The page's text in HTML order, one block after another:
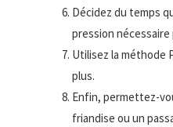
Décidez du temps
pression
Utilisez la méthode
plus.
Enfin, permettez-
friandise ou un